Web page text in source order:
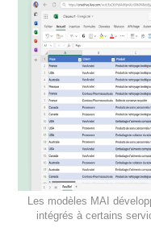
Les modèles MAI
intégrés à certains